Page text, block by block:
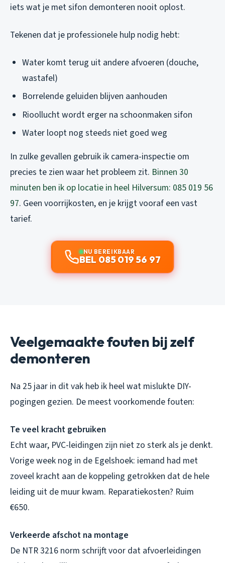
iets wat je met sifon demonteren nooit oplost.
Tekenen dat je professionele hulp nodig hebt:
Water komt terug uit andere afvoeren (douche,
wastafel)
Borrelende geluiden blijven aanhouden
Rioollucht wordt erger na schoonmaken sifon
Water loopt nog steeds niet goed weg
In zulke gevallen gebruik ik camera-inspectie om
precies te zien waar het probleem zit. Binnen 30
minuten ben ik op locatie in heel Hilversum: 085 019 56
97. Geen voorrijkosten, en je krijgt vooraf een vast
tarief.
NU BEREIKBAAR
BEL 085 019 56 97
Veelgemaakte fouten bij zelf
demonteren
Na 25 jaar in dit vak heb ik heel wat mislukte DIY-
pogingen gezien. De meest voorkomende fouten:
Te veel kracht gebruiken
Echt waar, PVC-leidingen zijn niet zo sterk als je denkt.
Vorige week nog in de Egelshoek: iemand had met
zoveel kracht aan de koppeling getrokken dat de hele
leiding uit de muur kwam. Reparatiekosten? Ruim
€650.
Verkeerde afschot na montage
De NTR 3216 norm schrijft voor dat afvoerleidingen